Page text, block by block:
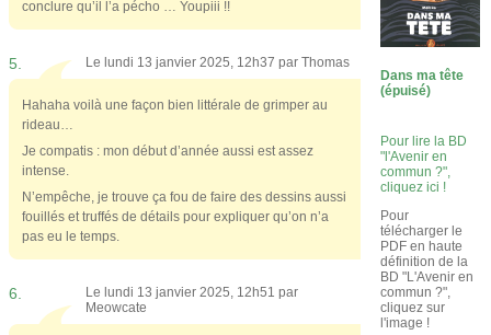
conclure qu’il l’a pécho … Youpiii !!
5. Le lundi 13 janvier 2025, 12h37 par Thomas
Hahaha voilà une façon bien littérale de grimper au
rideau…
Je compatis : mon début d’année aussi est assez
intense.
N’empêche, je trouve ça fou de faire des dessins aussi
fouillés et truffés de détails pour expliquer qu’on n’a
pas eu le temps.
6.
Le lundi 13 janvier 2025, 12h51 par
Meowcate
Dans ma tête
(épuisé)
Pour lire la BD
"l'Avenir en
commun ?",
cliquez ici !
Pour
télécharger le
PDF en haute
définition de la
BD "L'Avenir en
commun ?",
cliquez sur
l'image !